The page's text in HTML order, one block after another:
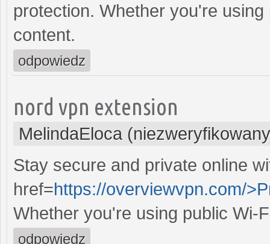
protection. Whether you're
content.
odpowiedz
nord vpn extension
MelindaEloca
Stay secure and private online
href=https://overviewvpn.com/
Whether you're using public Wi-
odpowiedz